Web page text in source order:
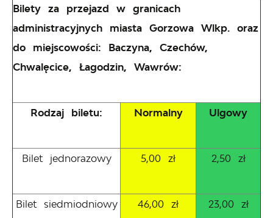
Bilety za przejazd w granicach
administracyjnych miasta Gorzowa Wlkp. oraz
do miejscowości: Baczyna, Czechów,
Chwalęcice, Łagodzin, Wawrów:
Rodzaj biletu: Normalny Ulgowy
Bilet jednorazowy 5,00 zł 2,50 zł
Bilet siedmiodniowy 46,00 zł 23,00 zł